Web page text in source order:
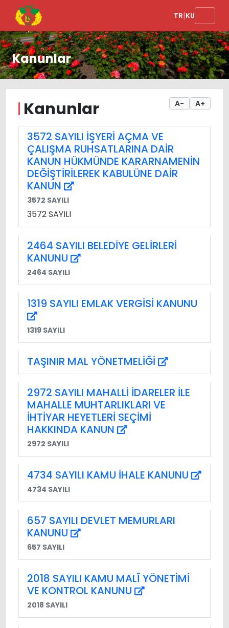
TR|KU
Kanunlar
A- A+
Kanunlar
3572 SAYILI İŞYERİ AÇMA VE
ÇALIŞMA RUHSATLARINA DAİR
KANUN HÜKMÜNDE KARARNAMENİN
DEĞİŞTİRİLEREK KABULÜNE DAİR
KANUN
3572 SAYILI
3572 SAYILI
2464 SAYILI BELEDİYE GELİRLERİ
KANUNU
2464 SAYILI
1319 SAYILI EMLAK VERGİSİ KANUNU
1319 SAYILI
TAŞINIR MAL YÖNETMELİĞİ
2972 SAYILI MAHALLİ İDARELER İLE
MAHALLE MUHTARLIKLARI VE
İHTİYAR HEYETLERİ SEÇİMİ
HAKKINDA KANUN
2972 SAYILI
4734 SAYILI KAMU İHALE KANUNU
4734 SAYILI
657 SAYILI DEVLET MEMURLARI
KANUNU
657 SAYILI
2018 SAYILI KAMU MALÎ YÖNETİMİ
VE KONTROL KANUNU
2018 SAYILI